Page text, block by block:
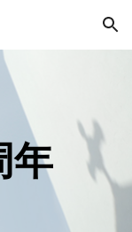
Skip to navigation
年